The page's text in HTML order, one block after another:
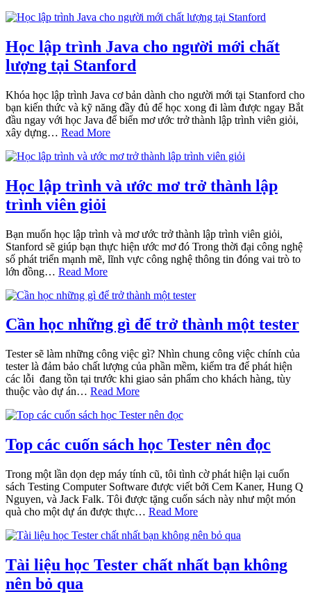
Học lập trình Java cho người mới chất
lượng tại Stanford
Khóa học lập trình Java cơ bản dành cho người mới tại Stanford cho
bạn kiến thức và kỹ năng đầy đủ để học xong đi làm được ngay Bắt
đầu ngay với học Java để biến mơ ước trở thành lập trình viên giỏi,
xây dựng… Read More
Học lập trình và ước mơ trở thành lập
trình viên giỏi
Bạn muốn học lập trình và mơ ước trở thành lập trình viên giỏi,
Stanford sẽ giúp bạn thực hiện ước mơ đó Trong thời đại công nghệ
số phát triển mạnh mẽ, lĩnh vực công nghệ thông tin đóng vai trò to
lớn đồng… Read More
Cần học những gì để trở thành một tester
Tester sẽ làm những công việc gì? Nhìn chung công việc chính của
tester là đảm bảo chất lượng của phần mềm, kiểm tra để phát hiện
các lỗi đang tồn tại trước khi giao sản phẩm cho khách hàng, tùy
thuộc vào dự án… Read More
Top các cuốn sách học Tester nên đọc
Trong một lần dọn dẹp máy tính cũ, tôi tình cờ phát hiện lại cuốn
sách Testing Computer Software được viết bởi Cem Kaner, Hung Q
Nguyen, và Jack Falk. Tôi được tặng cuốn sách này như một món
quà cho một dự án được thực… Read More
Tài liệu học Tester chất nhất bạn không
nên bỏ qua